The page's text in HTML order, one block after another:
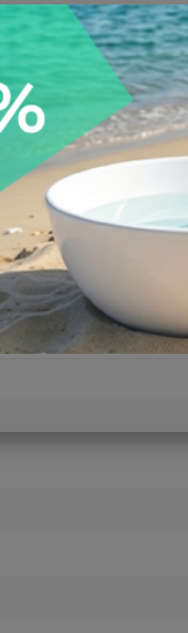
Всегда низкие цены